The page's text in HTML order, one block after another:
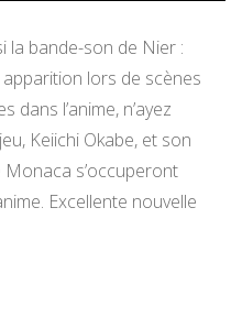
la bande-son de Nier :
lors de scènes
l’anime, n’ayez
Keiichi Okabe, et son
s’occuperont
Excellente nouvelle